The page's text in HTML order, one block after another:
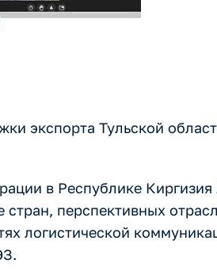
экспорта Тульской
в Республике
перспективных
логистической